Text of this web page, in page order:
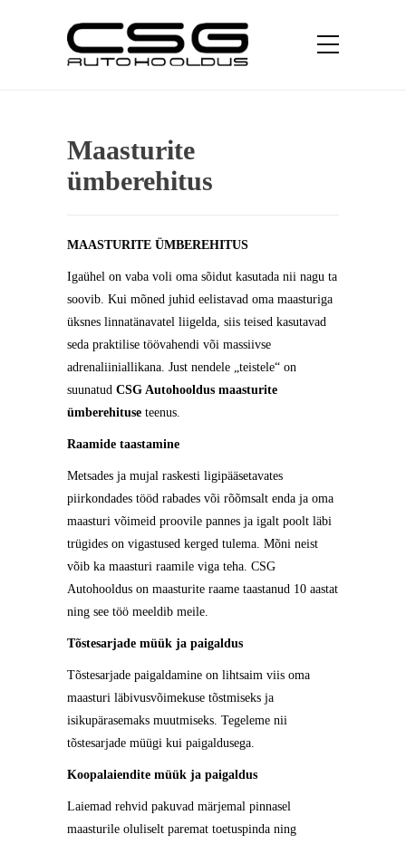
Maasturite
ümberehitus
MAASTURITE ÜMBEREHITUS
Igaühel on vaba voli oma sõidut kasutada nii nagu ta
soovib. Kui mõned juhid eelistavad oma maasturiga
üksnes linnatänavatel liigelda, siis teised kasutavad
seda praktilise töövahendi või massiivse
adrenaliiniallikana. Just nendele „teistele“ on
suunatud CSG Autohooldus maasturite
ümberehituse teenus.
Raamide taastamine
Metsades ja mujal raskesti ligipääsetavates
piirkondades tööd rabades või rõõmsalt enda ja oma
maasturi võimeid proovile pannes ja igalt poolt läbi
trügides on vigastused kerged tulema. Mõni neist
võib ka maasturi raamile viga teha. CSG
Autohooldus on maasturite raame taastanud 10 aastat
ning see töö meeldib meile.
Tõstesarjade müük ja paigaldus
Tõstesarjade paigaldamine on lihtsaim viis oma
maasturi läbivusvõimekuse tõstmiseks ja
isikupärasemaks muutmiseks. Tegeleme nii
tõstesarjade müügi kui paigaldusega.
Koopalaiendite müük ja paigaldus
Laiemad rehvid pakuvad märjemal pinnasel
maasturile oluliselt paremat toetuspinda ning